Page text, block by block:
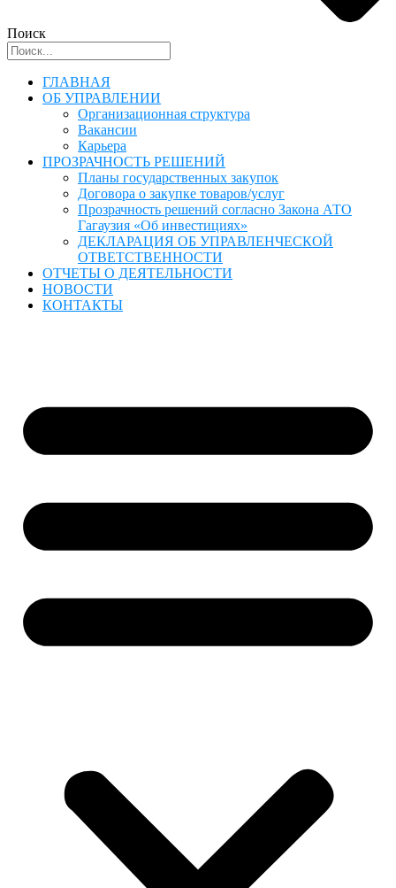
Поиск
ГЛАВНАЯ
ОБ УПРАВЛЕНИИ
Организационная структура
Вакансии
Карьера
ПРОЗРАЧНОСТЬ РЕШЕНИЙ
Планы государственных закупок
Договора о закупке товаров/услуг
Прозрачность решений согласно Закона АТО
Гагаузия «Об инвестициях»
ДЕКЛАРАЦИЯ ОБ УПРАВЛЕНЧЕСКОЙ
ОТВЕТСТВЕННОСТИ
ОТЧЕТЫ О ДЕЯТЕЛЬНОСТИ
НОВОСТИ
КОНТАКТЫ